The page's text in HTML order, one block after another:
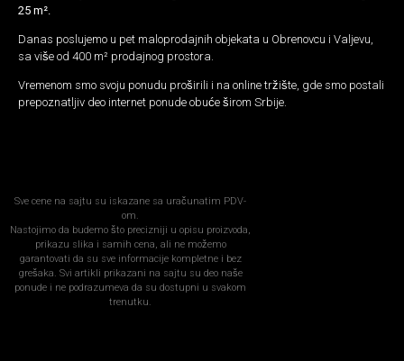
25 m².
Danas poslujemo u pet maloprodajnih objekata u Obrenovcu i Valjevu,
sa više od 400 m² prodajnog prostora.
Vremenom smo svoju ponudu proširili i na online tržište, gde smo postali
prepoznatljiv deo internet ponude obuće širom Srbije.
Sve cene na sajtu su iskazane sa uračunatim PDV-
om.
Nastojimo da budemo što precizniji u opisu proizvoda,
prikazu slika i samih cena, ali ne možemo
garantovati da su sve informacije kompletne i bez
grešaka. Svi artikli prikazani na sajtu su deo naše
ponude i ne podrazumeva da su dostupni u svakom
trenutku.